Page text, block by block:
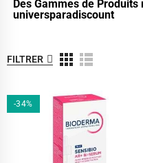
Des Gammes de Produits
universparadiscount
FILTRER
-34%